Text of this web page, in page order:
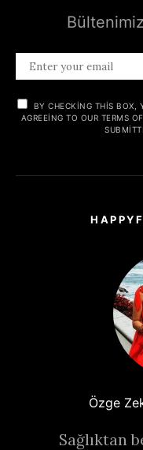
BY CHECKING THIS BOX,
AGREEING TO OUR TERMS
Özge
Sağlıktan